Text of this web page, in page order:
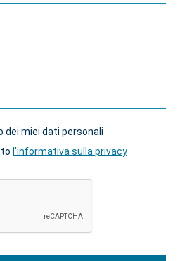
miei dati personali
l'informativa sulla privacy